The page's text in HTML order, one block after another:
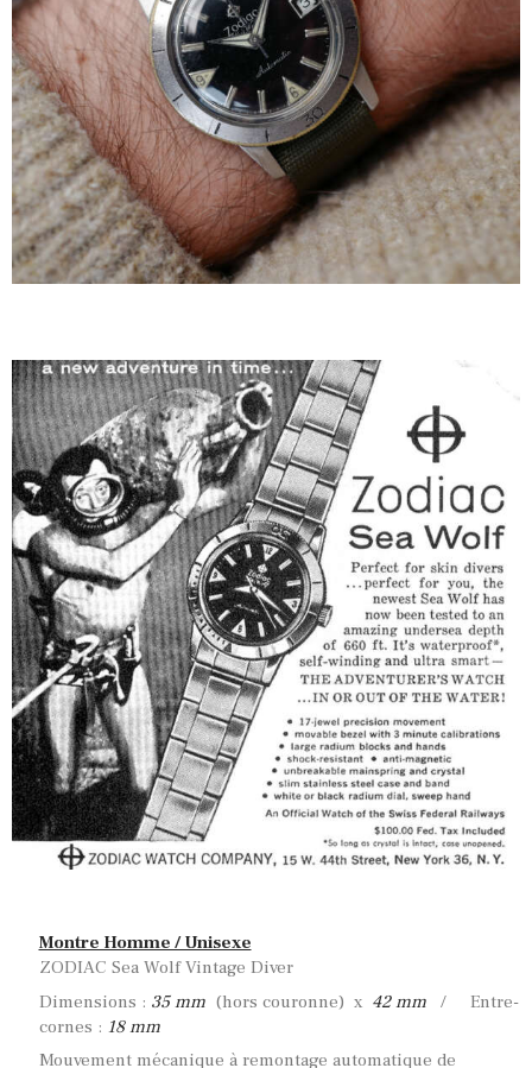
Montre Homme / Unisexe
ZODIAC Sea Wolf Vintage Diver
Dimensions : 35 mm(hors couronne) x 42 mm
/ Entre-
cornes : 18 mm
Mouvement mécanique à remontage automatique de